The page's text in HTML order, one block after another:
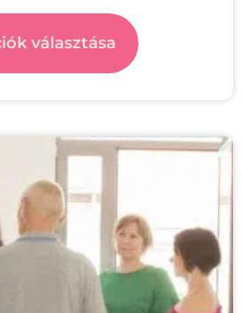
választása